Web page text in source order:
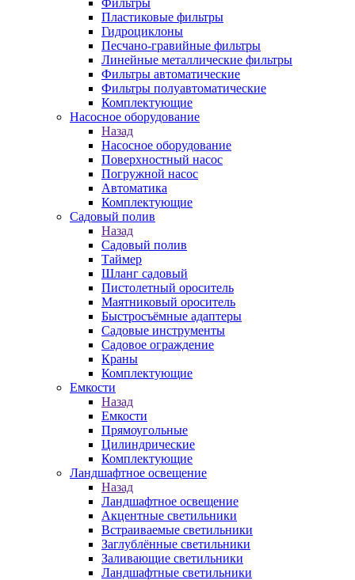
Фильтры
Пластиковые фильтры
Гидроциклоны
Песчано-гравийные фильтры
Линейные металлические фильтры
Фильтры автоматические
Фильтры полуавтоматические
Комплектующие
Насосное оборудование
Назад
Насосное оборудование
Поверхностный насос
Погружной насос
Автоматика
Комплектующие
Садовый полив
Назад
Садовый полив
Таймер
Шланг садовый
Пистолетный ороситель
Маятниковый ороситель
Быстросъёмные адаптеры
Садовые инструменты
Садовое ограждение
Краны
Комплектующие
Емкости
Назад
Емкости
Прямоугольные
Цилиндрические
Комплектующие
Ландшафтное освещение
Назад
Ландшафтное освещение
Акцентные светильники
Встраиваемые светильники
Заглублённые светильники
Заливающие светильники
Ландшафтные светильники